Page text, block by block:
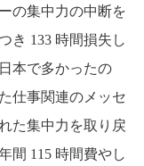
の集中力の中断を
き 133 時間損失し
本で多かったの
仕事関連のメッセ
た集中力を取り戻
間 115 時間費やし